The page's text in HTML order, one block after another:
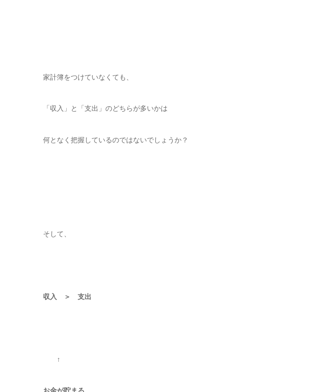
家計簿をつけていなくても、
「収入」と「支出」のどちらが多いかは
何となく把握しているのではないでしょうか？
そして、
収入 ＞ 支出
↑